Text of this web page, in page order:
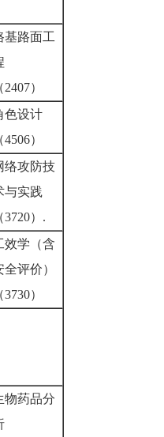
基路面工
2407）
色设计
4506）
络攻防技
与实践
3720）.
效学（含
全评价）
3730）
物药品分